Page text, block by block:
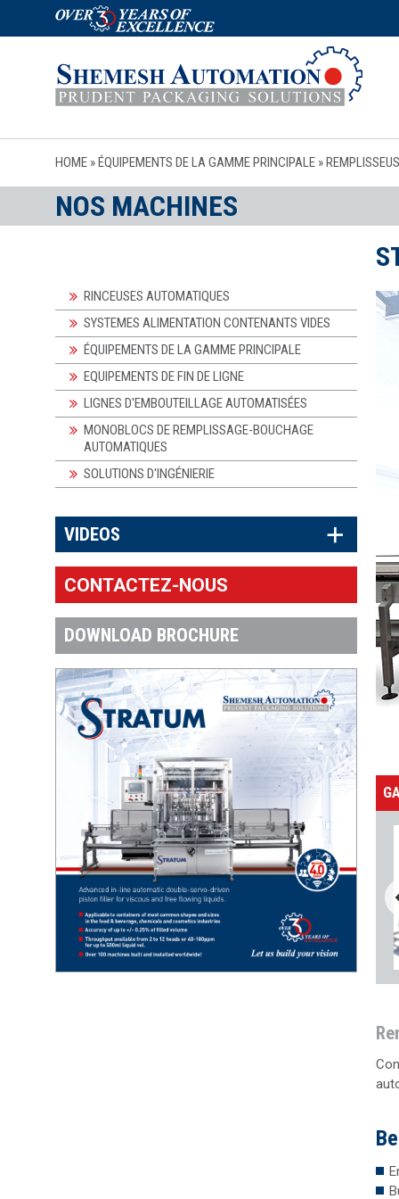
HOME »ÉQUIPEMENTS DE LA GAMME PRINCIPALE »
NOS MACHINES
RINCEUSES AUTOMATIQUES
SYSTEMES ALIMENTATION CONTENANTS VIDES
ÉQUIPEMENTS DE LA GAMME PRINCIPALE
EQUIPEMENTS DE FIN DE LIGNE
LIGNES D'EMBOUTEILLAGE AUTOMATISÉES
MONOBLOCS DE REMPLISSAGE-BOUCHAGE
AUTOMATIQUES
SOLUTIONS D'INGÉNIERIE
VIDEOS ×
CONTACTEZ-NOUS
DOWNLOAD BROCHURE